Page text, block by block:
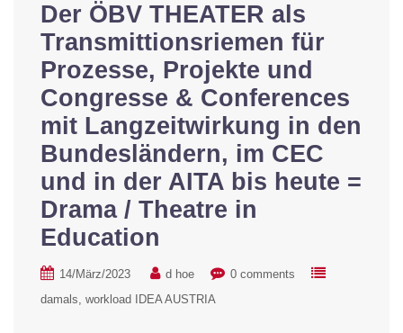
Der ÖBV THEATER als
Transmittionsriemen für
Prozesse, Projekte und
Congresse & Conferences
mit Langzeitwirkung in den
Bundesländern, im CEC
und in der AITA bis heute =
Drama / Theatre in
Education
14/März/2023 d hoe
0 comments
damals workload IDEA AUSTRIA